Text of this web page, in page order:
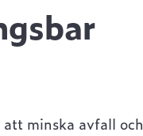
minska avfall och